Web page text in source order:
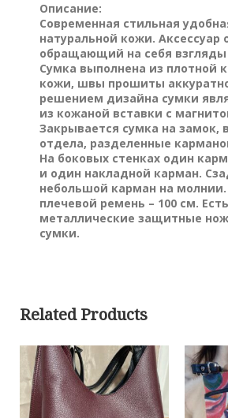
Описание:
Современная стильная
натуральной кожи. Аксессуар
обращающий на себя
Сумка выполнена из плотной
кожи, швы прошиты
решением дизайна сумки
из кожаной вставки с
Закрывается сумка на замок,
отдела, разделенные
На боковых стенках один
и один накладной карман.
небольшой карман на
плечевой ремень – 100 см. Есть
металлические защитные
сумки.
Related Products